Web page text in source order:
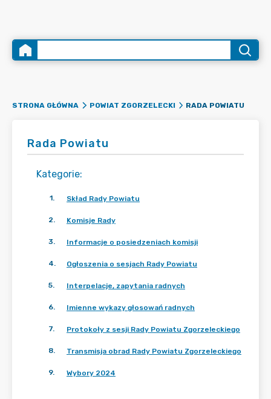
STRONA GŁÓWNA POWIAT ZGORZELECKI RADA POWIATU
Rada Powiatu
Kategorie:
1. Skład Rady Powiatu
2. Komisje Rady
3. Informacje o posiedzeniach komisji
4. Ogłoszenia o sesjach Rady Powiatu
5. Interpelacje, zapytania radnych
6. Imienne wykazy głosowań radnych
7. Protokoły z sesji Rady Powiatu Zgorzeleckiego
8. Transmisja obrad Rady Powiatu Zgorzeleckiego
9. Wybory 2024